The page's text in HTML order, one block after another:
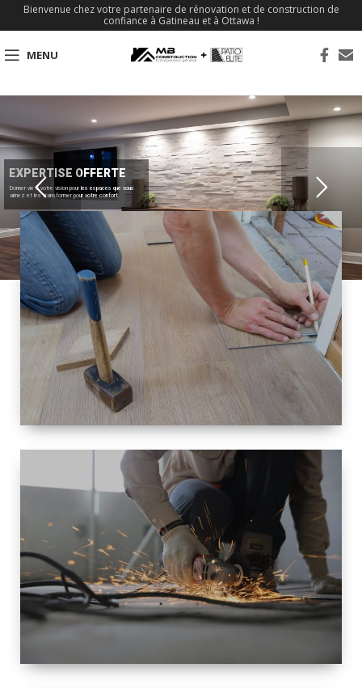
Bienvenue chez votre partenaire de rénovation et de construction de
confiance à Gatineau et à Ottawa !
MENU
EXPERTISE OFFERTE
Donner vie à votre vision pour les espaces que vous
aimez et les transformer pour votre confort.
TAILLE
PETITE À
GRANDE
RÉNOVATION